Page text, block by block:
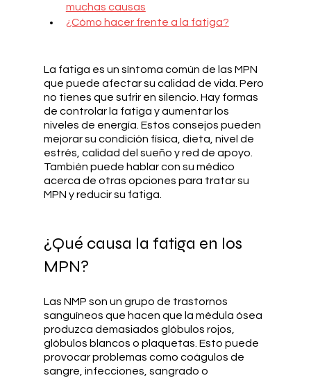
muchas causas
¿Cómo hacer frente a la fatiga?
La fatiga es un síntoma común de las MPN
que puede afectar su calidad de vida. Pero
no tienes que sufrir en silencio. Hay formas
de controlar la fatiga y aumentar los
niveles de energía. Estos consejos pueden
mejorar su condición física, dieta, nivel de
estrés, calidad del sueño y red de apoyo.
También puede hablar con su médico
acerca de otras opciones para tratar su
MPN y reducir su fatiga.
¿Qué causa la fatiga en los
MPN?
Las NMP son un grupo de trastornos
sanguíneos que hacen que la médula ósea
produzca demasiados glóbulos rojos,
glóbulos blancos o plaquetas. Esto puede
provocar problemas como coágulos de
sangre, infecciones, sangrado o